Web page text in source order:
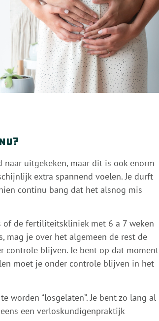
uitgekeken, maar dit is ook enorm
extra spannend voelen. Je durft
continu bang dat het alsnog mis
of de fertiliteitskliniek met 6 a 7 weken
mag je over het algemeen de rest de
controle blijven. Je bent op dat moment
moet je onder controle blijven in het
“losgelaten”. Je bent zo lang al
een verloskundigenpraktijk